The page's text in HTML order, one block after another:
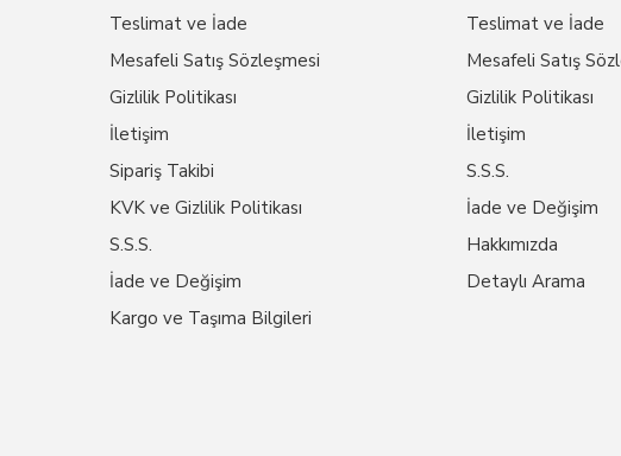
Teslimat ve İade
Mesafeli Satış Sözleşmesi
Gizlilik Politikası
İletişim
Sipariş Takibi
KVK ve Gizlilik Politikası
S.S.S.
İade ve Değişim
Kargo ve Taşıma Bilgileri
Teslimat ve İade
Mesafeli Satış
Gizlilik Politikası
İletişim
S.S.S.
İade ve Değişim
Hakkımızda
Detaylı Arama